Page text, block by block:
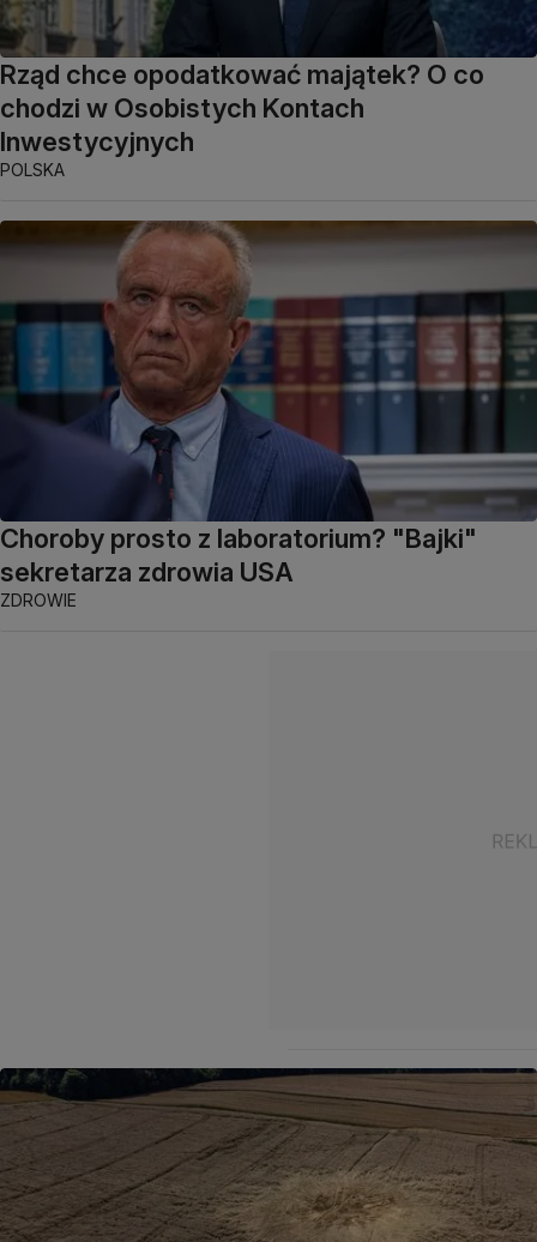
Rząd chce opodatkować majątek? O co
chodzi w Osobistych Kontach
Inwestycyjnych
POLSKA
Choroby prosto z laboratorium? "Bajki"
sekretarza zdrowia USA
ZDROWIE